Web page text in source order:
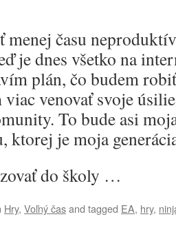
menej času
je dnes všetko na
plán, čo budem
venovať svoje
To bude asi
ktorej je moja
do školy …
Hry, Voľný časand tagged EA, hry,